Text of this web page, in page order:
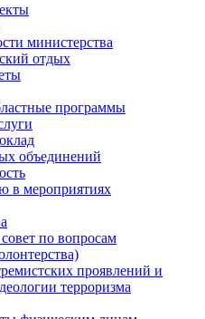
министерства
отдых
программы
объединений
в мероприятиях
по вопросам
проявлений и
терроризма